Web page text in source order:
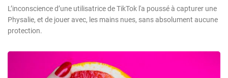
L’inconscience d’une utilisatrice de TikTok l'a poussé à capturer une
Physalie, et de jouer avec, les mains nues, sans absolument aucune
protection.